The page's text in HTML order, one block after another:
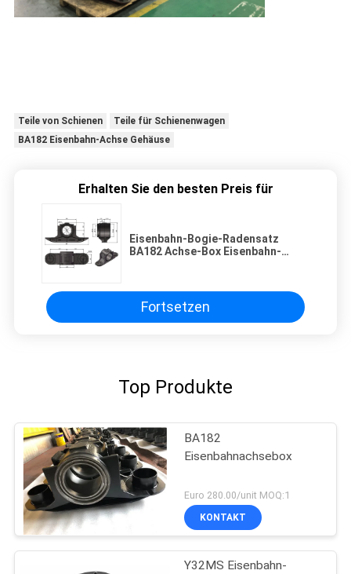
Teile von Schienen
Teile für Schienenwagen
BA182 Eisenbahn-Achse Gehäuse
Erhalten Sie den besten Preis für
Eisenbahn-Bogie-Radensatz
BA182 Achse-Box Eisenbahn-
Fortsetzen
Top Produkte
BA182
Eisenbahnachsebox
Euro 280.00/unit MOQ:1
KONTAKT
Y32MS Eisenbahn-